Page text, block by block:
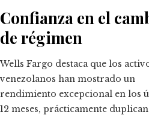
Confianza en el
de régimen
Wells Fargo destaca que los
venezolanos han mostrado un
rendimiento excepcional en los
12 meses, prácticamente